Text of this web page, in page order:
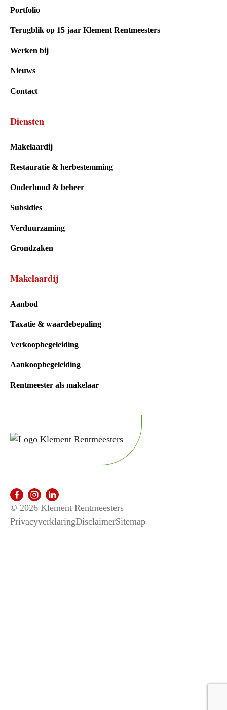
Portfolio
Terugblik op 15 jaar Klement Rentmeesters
Werken bij
Nieuws
Contact
Diensten
Makelaardij
Restauratie & herbestemming
Onderhoud & beheer
Subsidies
Verduurzaming
Grondzaken
Makelaardij
Aanbod
Taxatie & waardebepaling
Verkoopbegeleiding
Aankoopbegeleiding
Rentmeester als makelaar
PrivacyverklaringDisclaimerSitemap
© 2026 Klement Rentmeesters